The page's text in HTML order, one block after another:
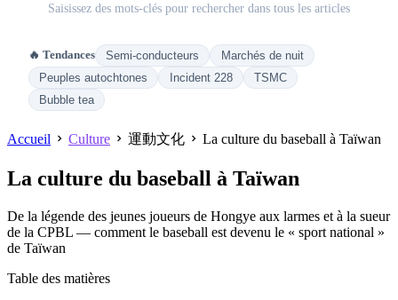
Saisissez des mots-clés pour rechercher dans tous les articles
🔥 Tendances Semi-conducteurs
Marchés de nuit
Peuples autochtones
Incident 228
TSMC
Bubble tea
Accueil Culture 運動文化 La culture du baseball à Taïwan
La culture du baseball à Taïwan
De la légende des jeunes joueurs de Hongye aux larmes et à la sueur
de la CPBL — comment le baseball est devenu le « sport national »
de Taïwan
Table des matières